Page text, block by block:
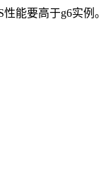
能要高于g6实例。